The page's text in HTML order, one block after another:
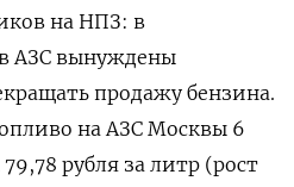
⁠на НПЗ: в
АЗС вынуждены
продажу бензина.
‌на АЗС Москвы 6
рубля за литр (рост